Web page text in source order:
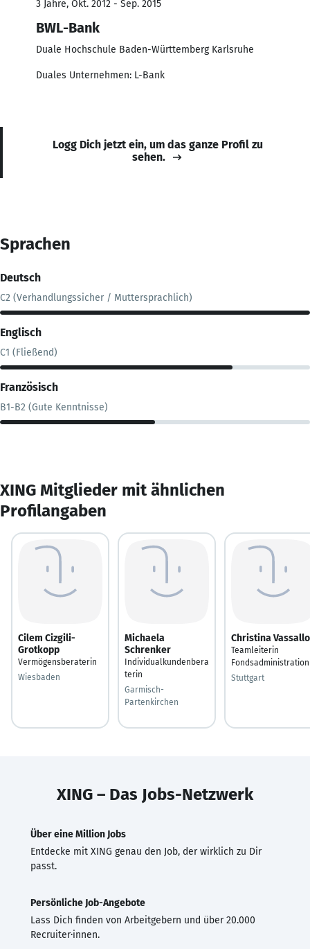
3 Jahre, Okt. 2012 - Sep. 2015
BWL-Bank
Duale Hochschule Baden-Württemberg Karlsruhe
Duales Unternehmen: L-Bank
Logg Dich jetzt ein, um das ganze Profil zu
sehen.
Sprachen
Deutsch
C2 (Verhandlungssicher / Muttersprachlich)
Englisch
C1 (Fließend)
Französisch
B1-B2 (Gute Kenntnisse)
XING Mitglieder mit ähnlichen
Profilangaben
Cilem Cizgili-
Grotkopp
Vermögensberaterin
Wiesbaden
Michaela
Schrenker
Individualkundenbera
terin
Garmisch-
Partenkirchen
Christina Vassallo
Teamleiterin
Fondsadministration
Stuttgart
XING – Das Jobs-Netzwerk
Über eine Million Jobs
Entdecke mit XING genau den Job, der wirklich zu Dir
passt.
Persönliche Job-Angebote
Lass Dich finden von Arbeitgebern und über 20.000
Recruiter·innen.